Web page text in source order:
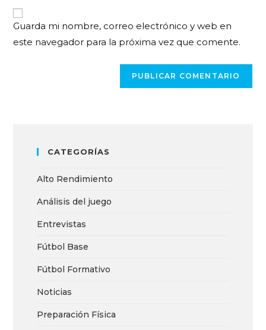
Guarda mi nombre, correo electrónico y web en
este navegador para la próxima vez que comente.
CATEGORÍAS
Alto Rendimiento
Análisis del juego
Entrevistas
Fútbol Base
Fútbol Formativo
Noticias
Preparación Física